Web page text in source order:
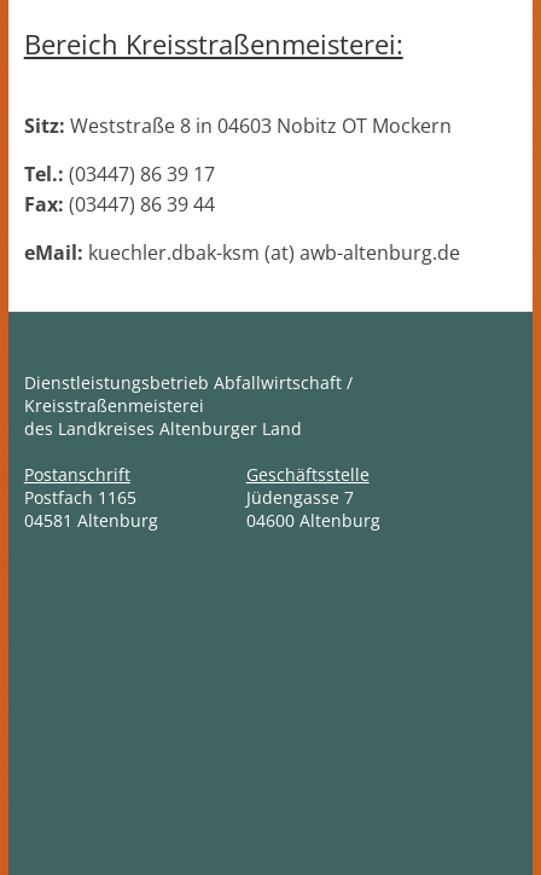
Bereich Kreisstraßenmeisterei:
Sitz: Weststraße 8 in 04603 Nobitz OT Mockern
Tel.: (03447) 86 39 17
Fax: (03447) 86 39 44
eMail: kuechler.dbak-ksm (at) awb-altenburg.de
Dienstleistungsbetrieb Abfallwirtschaft /
Kreisstraßenmeisterei
des Landkreises Altenburger Land
Postanschrift
Postfach 1165
04581 Altenburg
Geschäftsstelle
Jüdengasse 7
04600 Altenburg